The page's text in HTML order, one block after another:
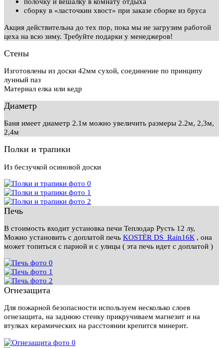
сборку в «ласточкин хвост» при заказе сборке из бруса
Акция действительна до тех пор, пока мы не загрузим работой
цеха на всю зиму. Требуйте подарки у менеджеров!
Стены
Изготовлены из доски 42мм сухой, соединение по принципу
лунный паз
Материал елка или кедр
Диаметр
Баня имеет диаметр 2.1м можно увеличить размеры 2.2м, 2,3м,
2,4м
Полки и трапики
Из бесзучкой осиновой доски
Печь
В стоимость входит установка печи Теплодар Русть 12 лу,
Можно установить с доплатой печь KOSTЁR DS_Rain16К , она
может топиться с парной и с улицы ( эта печь идет с доплатой )
Огнезащита
Для пожарной безопасности используем несколько слоев
огнезащита, на заднюю стенку прикручиваем магнезит и на
втулках керамических на расстоянии крепится минерит.